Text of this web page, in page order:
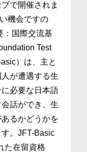
で開催されま
機会ですの
：国際交流基
Test
）は、主と
が遭遇する生
必要な日本語
話ができ、生
るかどうかを
。JFT-Basic
た在留資格